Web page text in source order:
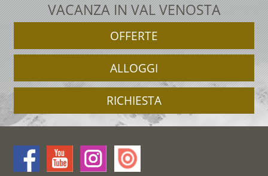
VACANZA IN VAL VENOSTA
OFFERTE
ALLOGGI
RICHIESTA